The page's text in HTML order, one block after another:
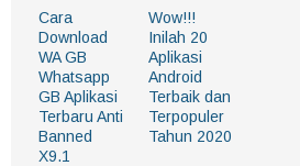
Cara
Download
WA GB
Whatsapp
GB Aplikasi
Terbaru Anti
Banned
X9.1
Wow!!!
Inilah 20
Aplikasi
Android
Terbaik dan
Terpopuler
Tahun 2020